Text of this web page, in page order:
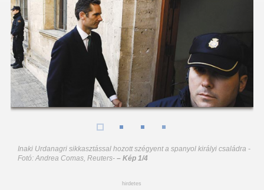
Inaki Urdanagri sikkasztással hozott szégyent a spanyol királyi családra -
Fotó: Andrea Comas, Reuters-– Kép 1/4
hirdetes